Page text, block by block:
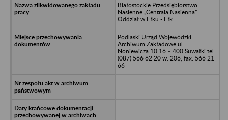
Białostockie Przedsiębiorstwo
Nasienne „Centrala Nasienna”
Oddział w Ełku - Ełk
Podlaski Urząd Wojewódzki
Archiwum Zakładowe ul.
Noniewicza 10 16 – 400 Suwałki tel.
(087) 566 62 20 w. 206, fax. 566 21
66